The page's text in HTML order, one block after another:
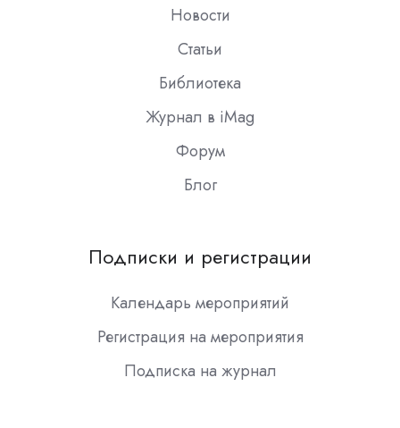
Новости
Статьи
Библиотека
Журнал в iMag
Форум
Блог
Подписки и регистрации
Календарь мероприятий
Регистрация на мероприятия
Подписка на журнал